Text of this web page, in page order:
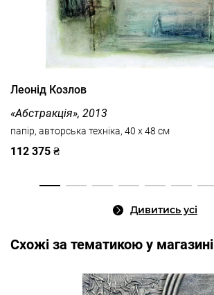
Леонід Козлов
«Абстракція», 2013
папір, авторська техніка, 40 x 48 см
112 375 ₴
Дивитись усі
Cхожі за тематикою у магазині